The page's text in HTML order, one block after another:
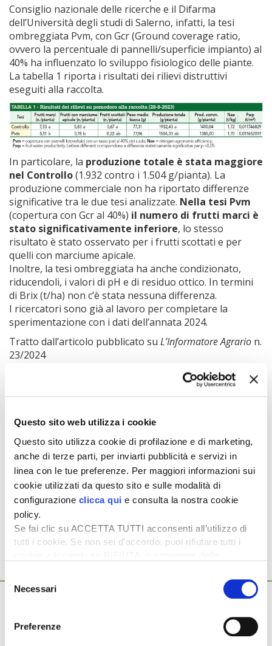
Questo sito web utilizza i cookie
Questo sito utilizza cookie di profilazione e di marketing,
anche di terze parti, per inviarti pubblicità e servizi in
linea con le tue preferenze. Per maggiori informazioni sui
cookie utilizzati da questo sito e sulle modalità di
configurazione clicca qui e consulta la nostra cookie
policy.
Se fai clic su ACCETTA TUTTI acconsenti all’utilizzo di
tutti i cookie. Se non sei d’accordo, puoi rifiutare tutti i
desideri accettare e cliccando ACCETTA SELEZIONATI.
delNecessari
Preferenze
Consiglio nazionale delle ricerche e il Difarma
dell’Università degli studi di Salerno, infatti, la tesi
ombreggiata Pvm, con Gcr (Ground coverage ratio,
ovvero la percentuale di pannelli/superficie impianto) al
40% ha influenzato lo sviluppo fisiologico delle piante.
La tabella 1 riporta i risultati dei rilievi distruttivi
eseguiti alla raccolta.
In particolare, la produzione totale è stata maggiore
nel Controllo(1.932 contro i 1.504 g/pianta). La
produzione commerciale non ha riportato differenze
significative tra le due tesi analizzate. Nella tesi Pvm
(copertura con Gcr al 40%) il numero di frutti marci è
stato significativamente inferiore, lo stesso
risultato è stato osservato per i frutti scottati e per
quelli con marciume apicale.
Inoltre, la tesi ombreggiata ha anche condizionato,
riducendoli, i valori di pH e di residuo ottico. In termini
di Brix (t/ha) non c’è stata nessuna differenza.
I ricercatori sono già al lavoro per completare la
sperimentazione con i dati dell’annata 2024.
Tratto dall’articolo pubblicato su L’Informatore Agrario n.
23/2024
di D. Ronga, A. Di Serio, A. Infante, V. Alfano, D. Liguori,
Dal Prà
Per leggere l’articolo
completoabbonati aL’Informatore Agrario
Argomenti:
AGRISOLARE
La cabina di regia del Piano nazionale di ripresa e resilienza
(Pnrr) ha approvato una proposta di revisione lo scorso […]